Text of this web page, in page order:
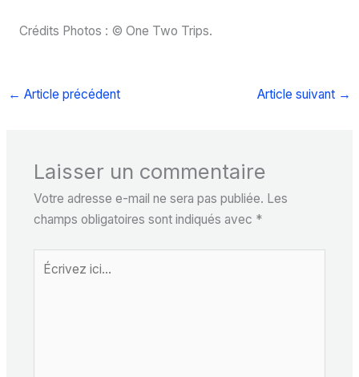
Crédits Photos : © One Two Trips.
← Article précédent Article suivant →
Laisser un commentaire
Votre adresse e-mail ne sera pas publiée. Les
champs obligatoires sont indiqués avec *
Écrivez